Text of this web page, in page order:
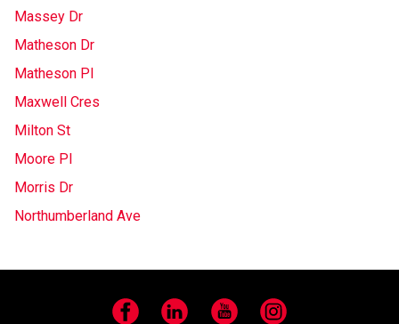
Massey Dr
Matheson Dr
Matheson Pl
Maxwell Cres
Milton St
Moore Pl
Morris Dr
Northumberland Ave
Facebook LinkedIn YouTube Instagram